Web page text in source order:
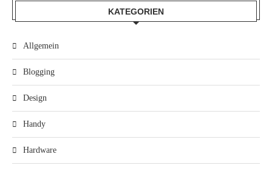
KATEGORIEN
Allgemein
Blogging
Design
Handy
Hardware